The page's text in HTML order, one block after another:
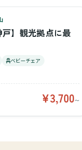
戸】観光拠点に最
ベビーチェア
¥3,700〜